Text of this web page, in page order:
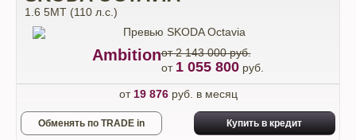
1.6 5МТ (110 л.с.)
Ambitionот 2 143 000 руб.
от 1 055 800руб.
от 19 876руб. в месяц
Обменять по TRADE in Купить в кредит